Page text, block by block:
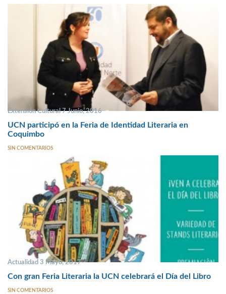
Extensión Cultural 7 Junio, 2016
UCN participó en la Feria de Identidad Literaria en
Coquimbo
SIN COMENTARIOS
Actualidad 3 Mayo, 2017
Con gran Feria Literaria la UCN celebrará el Día del Libro
SIN COMENTARIOS